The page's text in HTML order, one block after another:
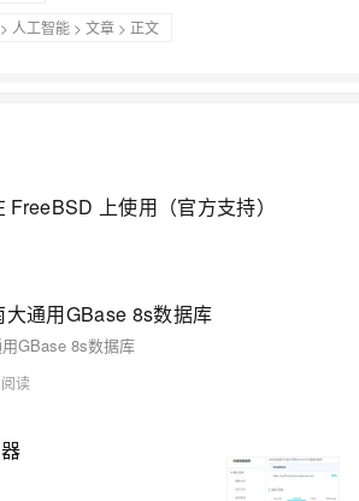
> 人工智能 > 文章 > 正文
上使用（官方支持）
通用GBase 8s数据库
GBase 8s数据库